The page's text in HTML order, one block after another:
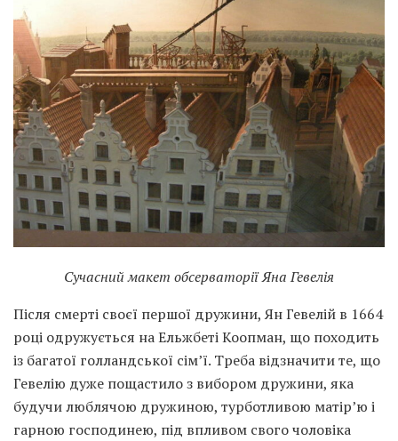
Сучасний макет обсерваторії Яна Гевелія
Після смерті своєї першої дружини, Ян Гевелій в 1664
році одружується на Ельжбеті Коопман, що походить
із багатої голландської сім’ї. Треба відзначити те, що
Гевелію дуже пощастило з вибором дружини, яка
будучи люблячою дружиною, турботливою матір’ю і
гарною господинею, під впливом свого чоловіка